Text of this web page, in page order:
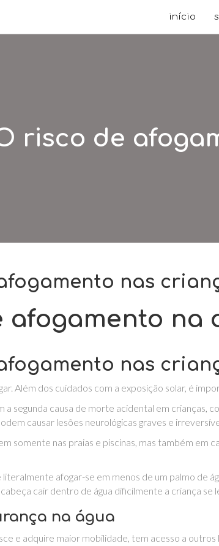
início
risco de
nas
nas
Além dos cuidados com a exposição solar, é
segunda causa de morte acidental em crianças,
causar lesões neurológicas graves e
somente nas praias e piscinas, mas também em
afogar-se em menos de um palmo de
cair dentro de água dificilmente a criança se
na água
e adquire maior mobilidade, tem acesso a